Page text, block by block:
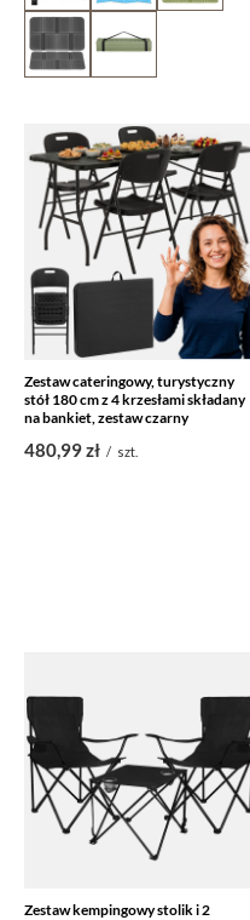
Zestaw cateringowy, turystyczny
stół 180 cm z 4 krzesłami składany
na bankiet, zestaw czarny
480,99 zł / szt.
Zestaw kempingowy stolik i 2